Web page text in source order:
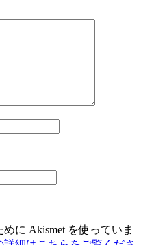
に Akismet を使っていま